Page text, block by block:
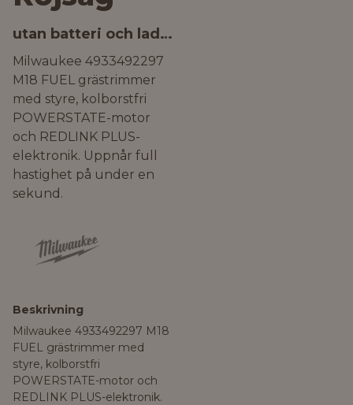
utan batteri och laddare
Milwaukee 4933492297
M18 FUEL grästrimmer
med styre, kolborstfri
POWERSTATE-motor
och REDLINK PLUS-
elektronik. Uppnår full
hastighet på under en
sekund.
Beskrivning
Milwaukee 4933492297 M18
FUEL grästrimmer med
styre, kolborstfri
POWERSTATE-motor och
REDLINK PLUS-elektronik.